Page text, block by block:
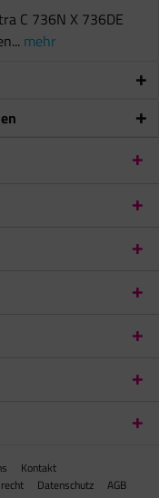
C 736N X 736DE
mehr
Kontakt
Datenschutz
AGB